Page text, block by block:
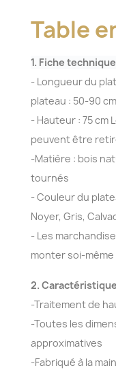
Table
1. Fiche technique
- Longueur du
plateau : 50-90
- Hauteur : 75 cm
peuvent être
-Matière : bois
tournés
- Couleur du
Noyer, Gris,
- Les
monter soi-même
2.
-Traitement de
-Toutes les
approximatives
-Fabriqué à la